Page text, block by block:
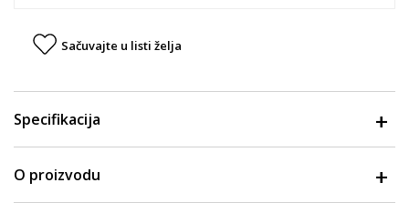
Sačuvajte u listi želja
Specifikacija
O proizvodu